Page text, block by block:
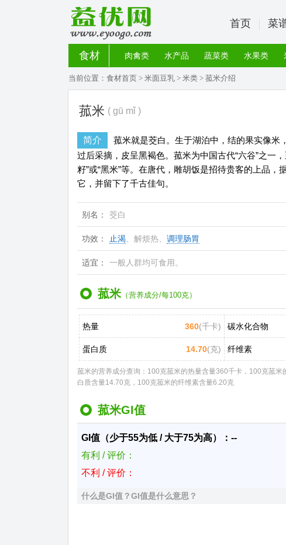
首页 菜
食材 肉禽类 水产品 蔬菜类 水果类
当前位置： 食材首页 > 米面豆乳 > 米类 > 菰米介绍
菰米 ( gū mǐ )
简介
菰米就是茭白。生于湖泊中，结的果实像米
过后采摘，皮呈黑褐色。菰米为中国古代“六谷”之一
籽”或“黑米”等。在唐代，雕胡饭是招待贵客的上品
它，并留下了千古佳句。
别名： 茭白
功效： 止渴 、解烦热、 调理肠胃
适宜： 一般人群均可食用。
菰米（营养成分/每100克）
热量 360(千卡) 碳水化合物
蛋白质 14.70(克) 纤维素
菰米的营养成分查询：100克菰米的热量含量360千卡，100克菰
白质含量14.70克，100克菰米的纤维素含量6.20克
菰米GI值
GI值（少于55为低 / 大于75为高）：--
有利 / 评价：
不利 / 评价：
什么是GI值？GI值是什么意思？